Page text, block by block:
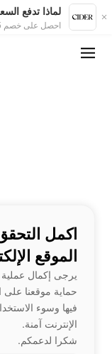
لماذا تدفع
احصل على خصم 15% في التطبيق
اكمل
الموقع
يرجى إكمال عملية
حماية موقعنا على
فيها وسوء
الإنترنت آمنة.
شكرا لدعمكم.